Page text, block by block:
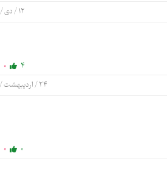
12 / دی / 1403
4
0
24 / اردیبهشت / 1404
0
0